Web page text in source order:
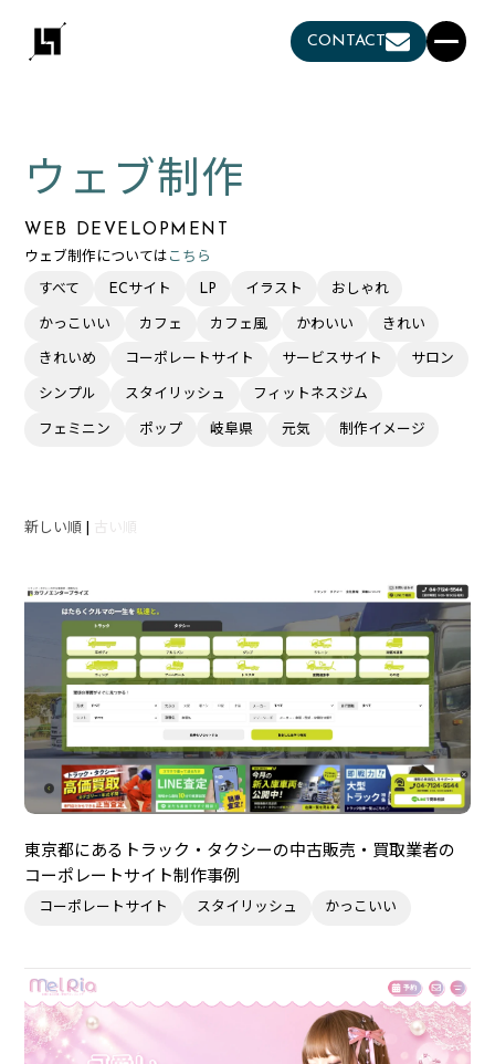
CONTACT
WEB DEVELOPMENT
ウェブ制作
ウェブ制作については こちら
すべて ECサイト LP イラスト おしゃれ
かっこいい カフェ カフェ風 かわいい きれい
きれいめ コーポレートサイト サービスサイト サロン
シンプル スタイリッシュ フィットネスジム
フェミニン ポップ 岐阜県 元気 制作イメージ
新しい順 古い順
東京都にあるトラック・タクシーの中古販売・買取業者の
コーポレートサイト制作事例
コーポレートサイト スタイリッシュ かっこいい